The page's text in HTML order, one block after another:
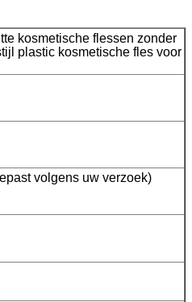
kosmetische flessen zonder
plastic kosmetische fles voor
volgens uw verzoek)